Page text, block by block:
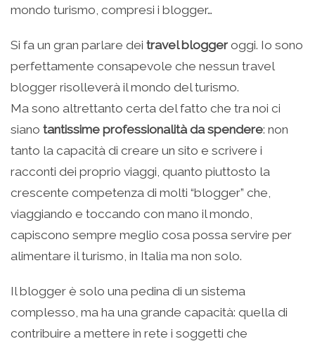
mondo turismo, compresi i blogger…
Si fa un gran parlare dei travel blogger oggi. Io sono
perfettamente consapevole che nessun travel
blogger risolleverà il mondo del turismo.
Ma sono altrettanto certa del fatto che tra noi ci
siano tantissime professionalità da spendere: non
tanto la capacità di creare un sito e scrivere i
racconti dei proprio viaggi, quanto piuttosto la
crescente competenza di molti “blogger” che,
viaggiando e toccando con mano il mondo,
capiscono sempre meglio cosa possa servire per
alimentare il turismo, in Italia ma non solo.
Il blogger è solo una pedina di un sistema
complesso, ma ha una grande capacità: quella di
contribuire a mettere in rete i soggetti che